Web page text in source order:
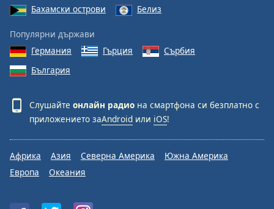
Бахамски острови
Белиз
Популярни държави
Германия
Гърция
Сърбия
България
Слушайте онлайн радио на смартфона си безплатно с
приложението заAndroid или iOS!
Африка Азия Северна Америка
Южна Америка
Европа
Океания